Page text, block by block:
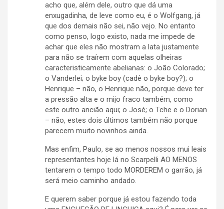
acho que, além dele, outro que dá uma
enxugadinha, de leve como eu, é o Wolfgang, já
que dos demais não sei, não vejo. No entanto
como penso, logo existo, nada me impede de
achar que eles não mostram a lata justamente
para não se traírem com aquelas olheiras
caracteristicamente abelianas: o João Colorado;
o Vanderlei; o byke boy (cadê o byke boy?); o
Henrique – não, o Henrique não, porque deve ter
a pressão alta e o mijo fraco também, como
este outro ancião aqui; o José; o Tche e o Dorian
– não, estes dois últimos também não porque
parecem muito novinhos ainda.
Mas enfim, Paulo, se ao menos nossos mui leais
representantes hoje lá no Scarpelli AO MENOS
tentarem o tempo todo MORDEREM o garrão, já
será meio caminho andado.
E querem saber porque já estou fazendo toda